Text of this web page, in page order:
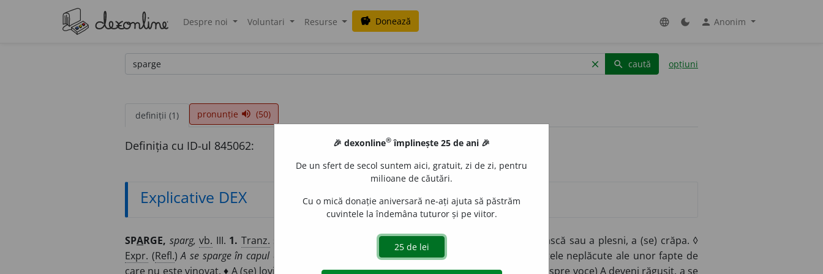
Despre noi Voluntari Resurse savings Donează language dark_mode person Anonim
clear search caută opțiuni
definiții (1) pronunție volume_up (50)
Definiția cu ID-ul 845062:
Explicative DEX
SPARGE, sparg, vb. III. 1. Tranz.
A (se) preface în bucăți, în cioburi; a face să plesnească sau a plesni, a (se) crăpa. ◊
Expr. (Refl.)A se sparge în capul cuiva,
se spune despre cineva obligat să suporte consecințele neplăcute ale unor fapte de
care nu este vinovat. ♦ A (se) lovi la cap, producând o rană (și fractura osului). ♦Refl.
(Despre voce) A deveni răgușit, a se
🎉 dexonline® împlinește 25 de ani 🎉
De un sfert de secol suntem aici, gratuit, zi de zi, pentru
milioane de căutări.
Cu o mică donație aniversară ne-ați ajuta să păstrăm
cuvintele la îndemâna tuturor și pe viitor.